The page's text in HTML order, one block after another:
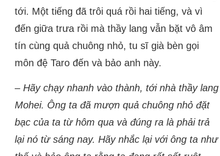
tới. Một tiếng đã trôi quá rồi hai tiếng, và vì
đến giữa trưa rồi mà thầy lang vẫn bặt vô âm
tín cùng quả chuông nhỏ, tu sĩ già bèn gọi
môn đệ Taro đến và bảo anh này.
– Hãy chạy nhanh vào thành, tới nhà thầy lang
Mohei. Ông ta đã mượn quả chuông nhỏ đặt
bạc của ta từ hôm qua và đúng ra là phải trả
lại nó từ sáng nay. Hãy nhắc lại với ông ta như